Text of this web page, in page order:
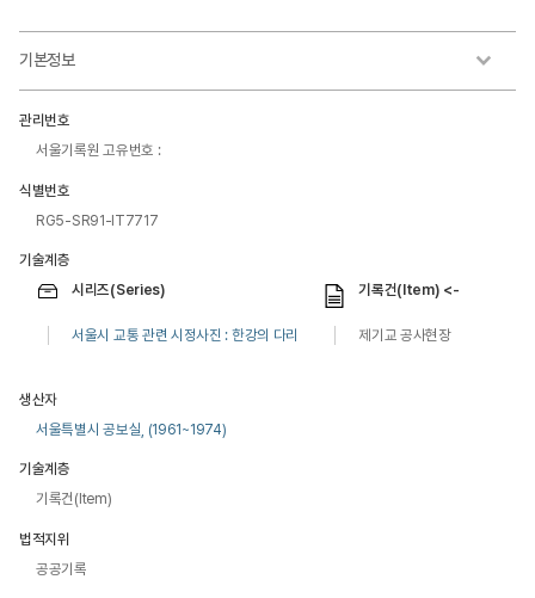
기본정보
관리번호
서울기록원 고유번호 :
식별번호
RG5-SR91-IT7717
기술계층
시리즈(Series)
서울시 교통 관련 시정사진 : 한강의 다리
기록건(Item) <-
제기교 공사현장
생산자
서울특별시 공보실, (1961~1974)
기술계층
기록건(Item)
법적지위
공공기록